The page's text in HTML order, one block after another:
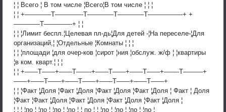
¦ ¦ Всего ¦ В том числе ¦Всего¦В том числе ¦ ¦ ¦
¦ ¦ +————T————-T————T————T—————-+ +
————T————-+ ¦ ¦
¦ ¦ ¦Лимит беспл.¦Целевая пл-дь¦Для детей -¦На переселе-¦Для
организаций,¦ ¦Отдельные ¦Комнаты ¦ ¦ ¦
¦ ¦ ¦площади ¦для очер-ков ¦сирот ¦ния ¦обслуж. ж/ф ¦ ¦квартиры
¦в ком. кварт.¦ ¦ ¦
¦ ¦ +——T——+——T——-+——T——+——T——+——-T———+
——+——T——+——T——+——T——+——T——+
¦ ¦ ¦Факт ¦Доля ¦Факт ¦Доля ¦Факт ¦Доля ¦Факт ¦Доля ¦ Факт ¦ Доля
¦Факт ¦Факт ¦Доля ¦Факт ¦Доля ¦Факт ¦Доля ¦Факт ¦Доля ¦
¦ ¦ ¦ ¦по ¦ ¦по ¦ ¦по ¦ ¦по ¦ ¦ по ¦ ¦ ¦по ¦ ¦по ¦ ¦по ¦ ¦по ¦